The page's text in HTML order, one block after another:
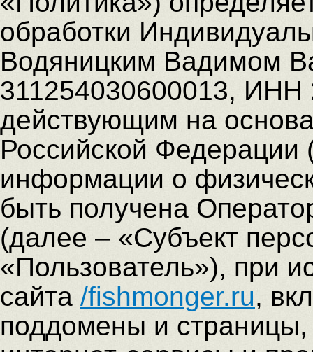
обработки
Водяницким Вадимом
311254030600013, ИНН
действующим на
Российской
информации о
быть получена
(далее – «Субъект
«Пользователь»), при
сайта /fishmonger.ru,
поддомены и